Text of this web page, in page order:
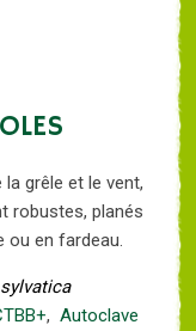
grêle et le vent,
robustes, planés
ou en fardeau.
, Autoclave